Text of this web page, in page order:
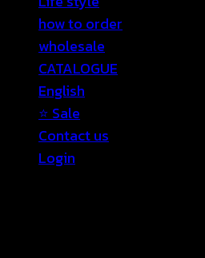
how to order
wholesale
CATALOGUE
English
⭐ Sale
Contact us
Login